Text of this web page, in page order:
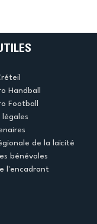
Handball
Football
de la laïcité
bénévoles
l'encadrant